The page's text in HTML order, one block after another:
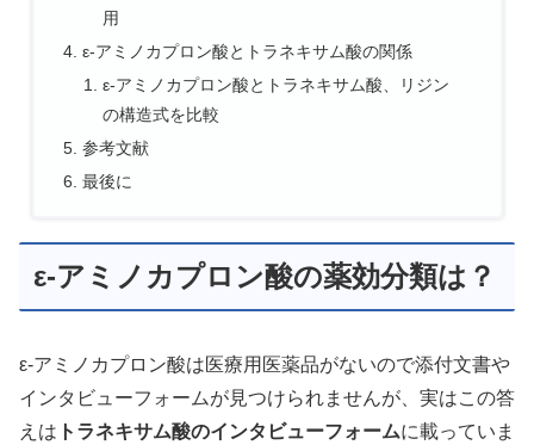
用
ε-アミノカプロン酸とトラネキサム酸の関係
ε-アミノカプロン酸とトラネキサム酸、リジン
の構造式を比較
参考文献
最後に
ε-アミノカプロン酸の薬効分類は？
ε-アミノカプロン酸は医療用医薬品がないので添付文書や
インタビューフォームが見つけられませんが、実はこの答
えは トラネキサム酸のインタビューフォームに載っていま